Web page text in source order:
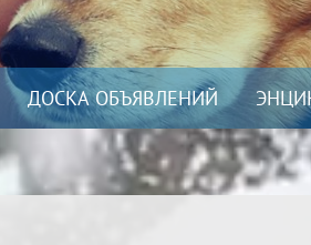
ДОСКА ОБЪЯВЛЕНИЙ